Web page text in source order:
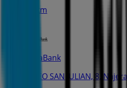
8.6 km
CaixaBank
PASEO SAN JULIAN, 8, Nájera